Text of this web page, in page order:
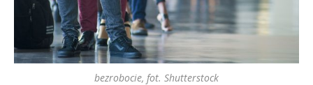
bezrobocie, fot. Shutterstock